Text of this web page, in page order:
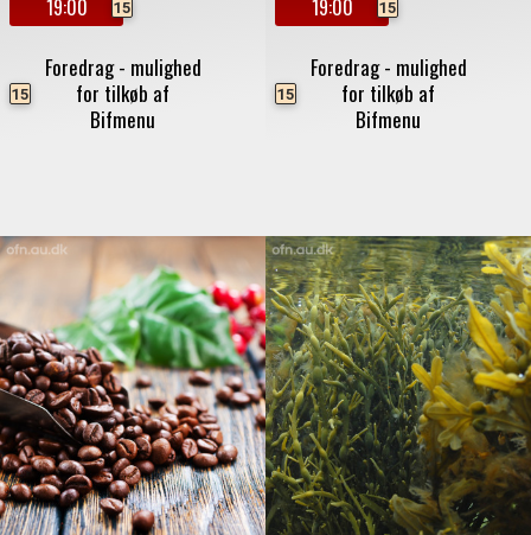
19:00
15
15
Foredrag - mulighed
for tilkøb af
Bifmenu
19:00
15
15
Foredrag - mulighed
for tilkøb af
Bifmenu